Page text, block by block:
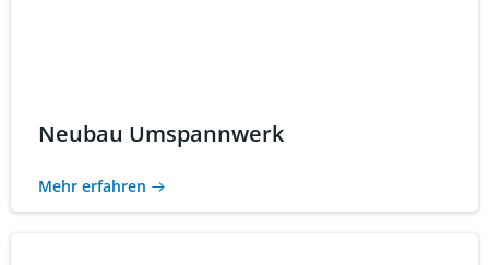
Neubau Umspannwerk
Mehr erfahren